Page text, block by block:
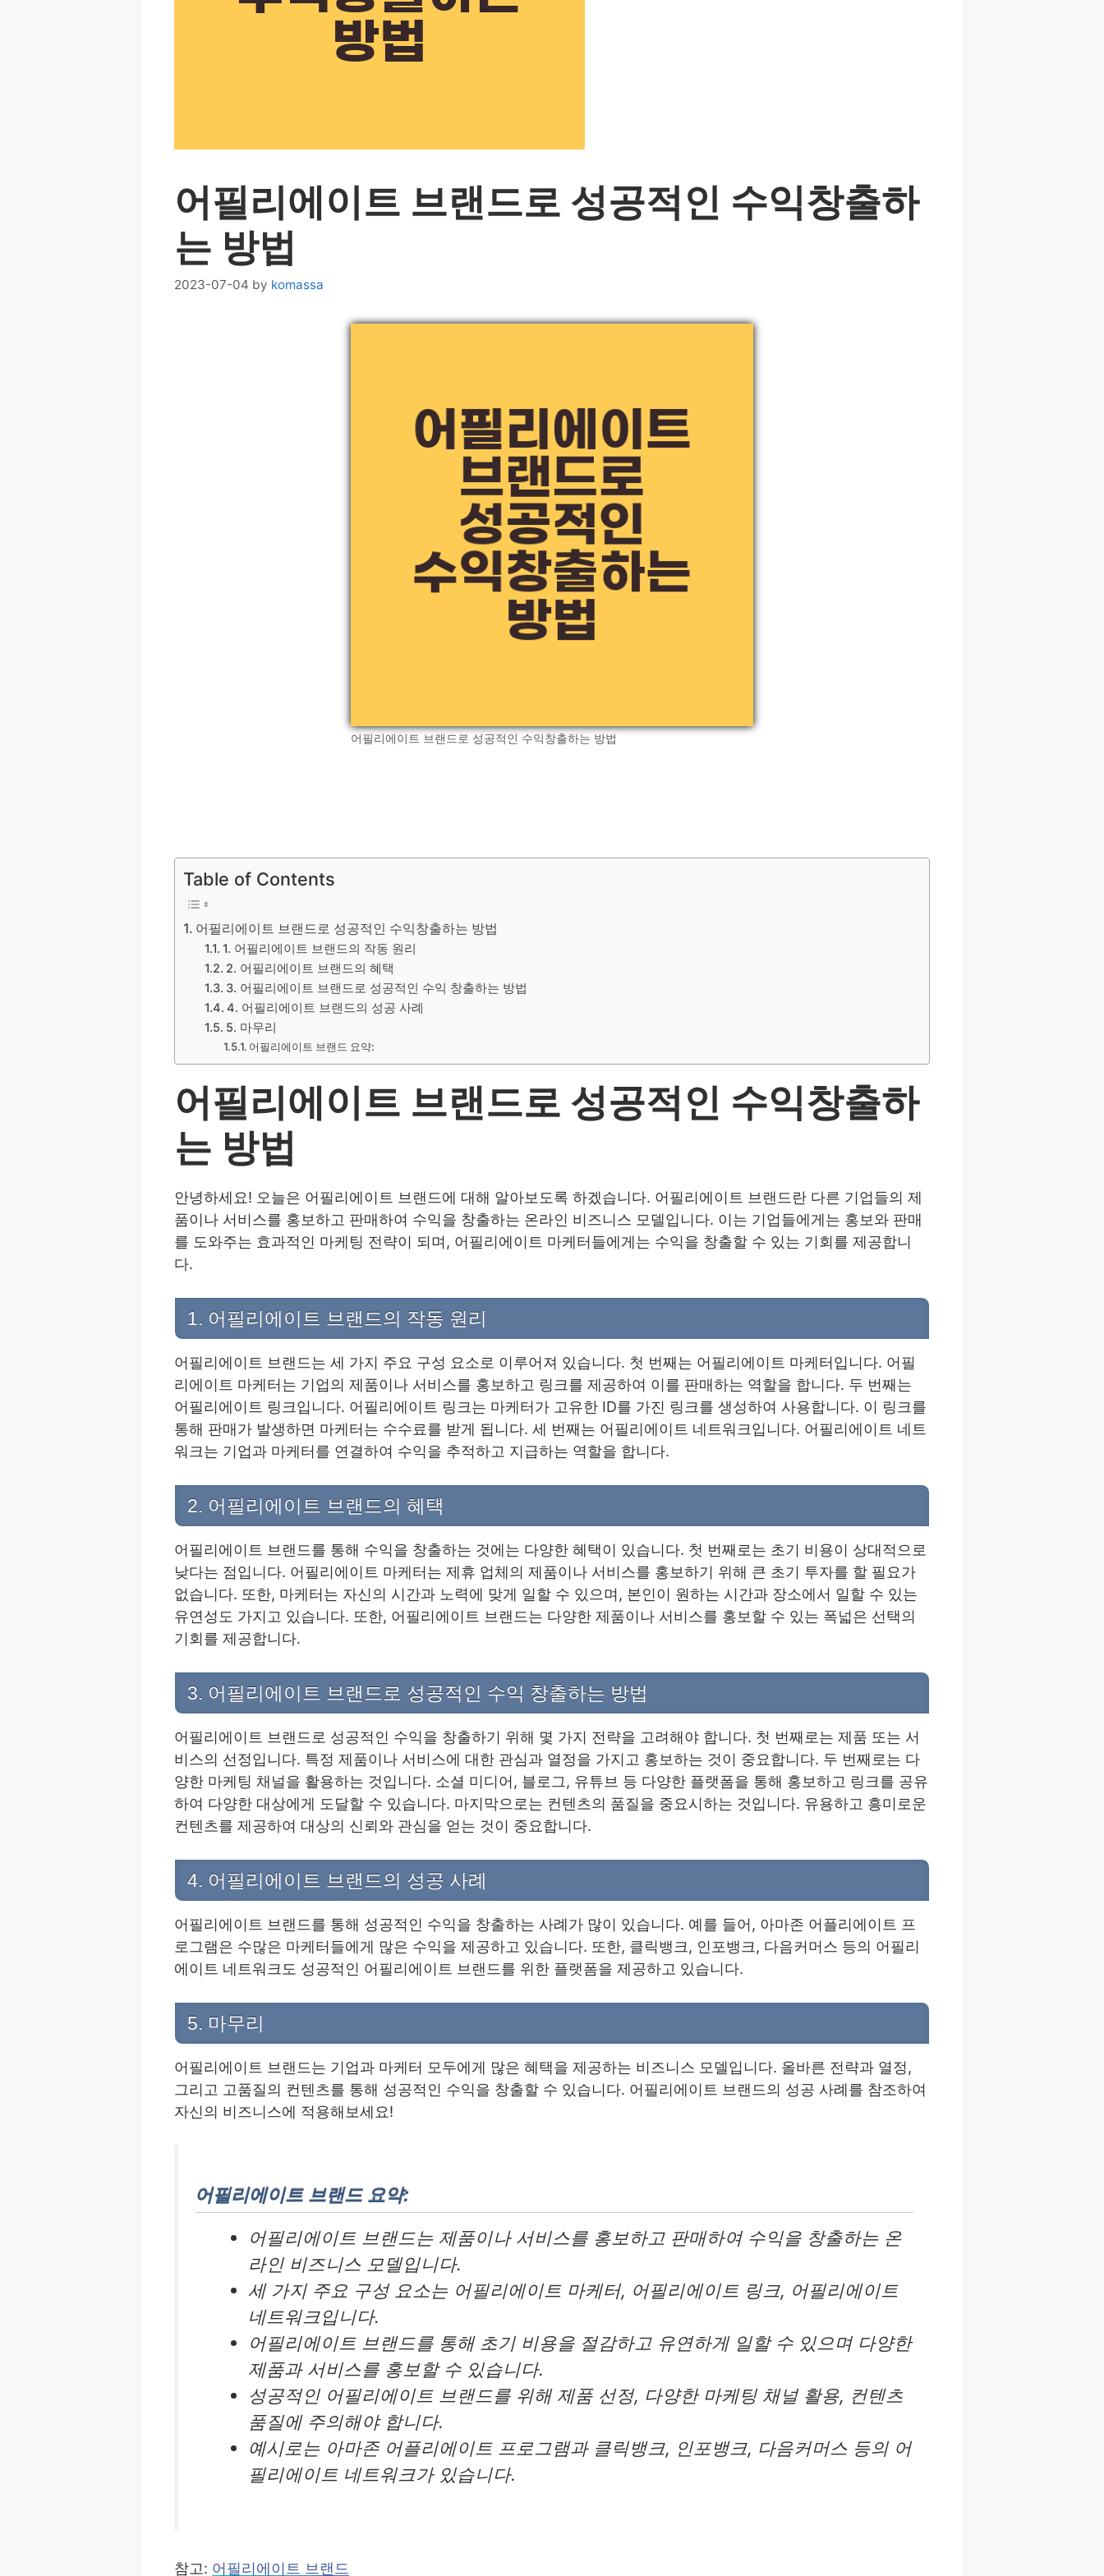
어필리에이트 브랜드로 성공적인 수익창출하
는 방법
2023-07-04 by komassa
어필리에이트 브랜드로 성공적인 수익창출하는 방법
Table of Contents
어필리에이트 브랜드로 성공적인 수익창출하는 방법
1. 어필리에이트 브랜드의 작동 원리
2. 어필리에이트 브랜드의 혜택
3. 어필리에이트 브랜드로 성공적인 수익 창출하는 방법
4. 어필리에이트 브랜드의 성공 사례
5. 마무리
어필리에이트 브랜드 요약:
어필리에이트 브랜드로 성공적인 수익창출하
는 방법
안녕하세요! 오늘은 어필리에이트 브랜드에 대해 알아보도록 하겠습니다. 어필리에이트 브랜드란 다른 기업들의 제
품이나 서비스를 홍보하고 판매하여 수익을 창출하는 온라인 비즈니스 모델입니다. 이는 기업들에게는 홍보와 판매
를 도와주는 효과적인 마케팅 전략이 되며, 어필리에이트 마케터들에게는 수익을 창출할 수 있는 기회를 제공합니
다.
1. 어필리에이트 브랜드의 작동 원리
어필리에이트 브랜드는 세 가지 주요 구성 요소로 이루어져 있습니다. 첫 번째는 어필리에이트 마케터입니다. 어필
리에이트 마케터는 기업의 제품이나 서비스를 홍보하고 링크를 제공하여 이를 판매하는 역할을 합니다. 두 번째는
어필리에이트 링크입니다. 어필리에이트 링크는 마케터가 고유한 ID를 가진 링크를 생성하여 사용합니다. 이 링크를
통해 판매가 발생하면 마케터는 수수료를 받게 됩니다. 세 번째는 어필리에이트 네트워크입니다. 어필리에이트 네트
워크는 기업과 마케터를 연결하여 수익을 추적하고 지급하는 역할을 합니다.
2. 어필리에이트 브랜드의 혜택
어필리에이트 브랜드를 통해 수익을 창출하는 것에는 다양한 혜택이 있습니다. 첫 번째로는 초기 비용이 상대적으로
낮다는 점입니다. 어필리에이트 마케터는 제휴 업체의 제품이나 서비스를 홍보하기 위해 큰 초기 투자를 할 필요가
없습니다. 또한, 마케터는 자신의 시간과 노력에 맞게 일할 수 있으며, 본인이 원하는 시간과 장소에서 일할 수 있는
유연성도 가지고 있습니다. 또한, 어필리에이트 브랜드는 다양한 제품이나 서비스를 홍보할 수 있는 폭넓은 선택의
기회를 제공합니다.
3. 어필리에이트 브랜드로 성공적인 수익 창출하는 방법
어필리에이트 브랜드로 성공적인 수익을 창출하기 위해 몇 가지 전략을 고려해야 합니다. 첫 번째로는 제품 또는 서
비스의 선정입니다. 특정 제품이나 서비스에 대한 관심과 열정을 가지고 홍보하는 것이 중요합니다. 두 번째로는 다
양한 마케팅 채널을 활용하는 것입니다. 소셜 미디어, 블로그, 유튜브 등 다양한 플랫폼을 통해 홍보하고 링크를 공유
하여 다양한 대상에게 도달할 수 있습니다. 마지막으로는 컨텐츠의 품질을 중요시하는 것입니다. 유용하고 흥미로운
컨텐츠를 제공하여 대상의 신뢰와 관심을 얻는 것이 중요합니다.
4. 어필리에이트 브랜드의 성공 사례
어필리에이트 브랜드를 통해 성공적인 수익을 창출하는 사례가 많이 있습니다. 예를 들어, 아마존 어플리에이트 프
로그램은 수많은 마케터들에게 많은 수익을 제공하고 있습니다. 또한, 클릭뱅크, 인포뱅크, 다음커머스 등의 어필리
에이트 네트워크도 성공적인 어필리에이트 브랜드를 위한 플랫폼을 제공하고 있습니다.
5. 마무리
어필리에이트 브랜드는 기업과 마케터 모두에게 많은 혜택을 제공하는 비즈니스 모델입니다. 올바른 전략과 열정,
그리고 고품질의 컨텐츠를 통해 성공적인 수익을 창출할 수 있습니다. 어필리에이트 브랜드의 성공 사례를 참조하여
자신의 비즈니스에 적용해보세요!
어필리에이트 브랜드 요약:
어필리에이트 브랜드는 제품이나 서비스를 홍보하고 판매하여 수익을 창출하는 온
라인 비즈니스 모델입니다.
세 가지 주요 구성 요소는 어필리에이트 마케터, 어필리에이트 링크, 어필리에이트
네트워크입니다.
어필리에이트 브랜드를 통해 초기 비용을 절감하고 유연하게 일할 수 있으며 다양한
제품과 서비스를 홍보할 수 있습니다.
성공적인 어필리에이트 브랜드를 위해 제품 선정, 다양한 마케팅 채널 활용, 컨텐츠
품질에 주의해야 합니다.
예시로는 아마존 어플리에이트 프로그램과 클릭뱅크, 인포뱅크, 다음커머스 등의 어
필리에이트 네트워크가 있습니다.
참고: 어필리에이트 브랜드